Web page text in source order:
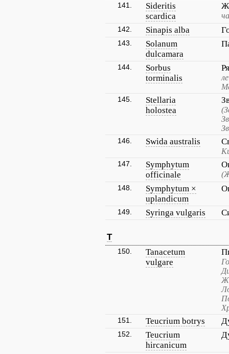
141.
Sideritis
scardica
142. Sinapis alba
143.
Solanum
dulcamara
144.
Sorbus
torminalis
145.
Stellaria
holostea
146. Swida australis
147.
Symphytum
officinale
148.
Symphytum ×
uplandicum
149. Syringa vulgaris
T
150.
Tanacetum
vulgare
151. Teucrium botrys
152.
Teucrium
hircanicum